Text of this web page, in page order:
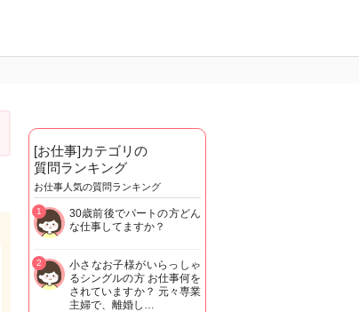
[お仕事]カテゴリの
質問ランキング
お仕事人気の質問ランキング
30歳前後でパートの方どん
な仕事してますか？
1
小さなお子様がいらっしゃ
るシングルの方 お仕事何を
されていますか？ 元々専業
主婦で、離婚し…
2